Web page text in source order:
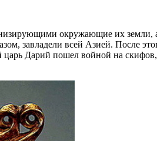
окружающие их земли,
завладели всей Азией. После
Дарий пошел войной на